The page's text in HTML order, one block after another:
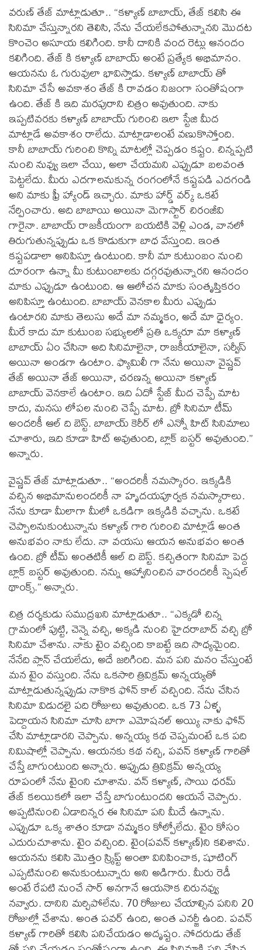
వరుణ్ తేజ్ మాట్లాడుతూ.. “కళ్యాణ్ బాబాయ్, తేజ్ కలిసి ఈ
సినిమా చేస్తున్నారని తెలిసి, నేను చేయలేకపోతున్నానని మొదట
కొంచెం అసూయ కలిగింది. కానీ దానికి వంద రెట్లు ఆనందం
కలిగింది. తేజ్ కి కళ్యాణ్ బాబాయ్ అంటే ప్రత్యేక అభిమానం.
ఆయనను ఓ గురువులా భావిస్తాడు. కళ్యాణ్ బాబాయ్ తో
సినిమా చేసే అవకాశం తేజ్ కి రావడం నిజంగా సంతోషంగా
ఉంది. తేజ్ కి ఇది మరపురాని చిత్రం అవుతుంది. నాకు
ఇప్పటివరకు కళ్యాణ్ బాబాయ్ గురించి ఇలా స్టేజి మీద
మాట్లాడే అవకాశం రాలేదు. మాట్లాడాలంటే వణుకొస్తోంది.
కానీ బాబాయ్ గురించి కొన్ని మాటల్లో చెప్పడం కష్టం. చిన్నప్పటి
నుంచి నువ్వు ఇలా చేయి, అలా చేయమని ఎప్పుడూ బలవంత
పెట్టలేదు. మీరు ఎదగాలనుకున్న రంగంలోనే కష్టపడి ఎదగండి
అని మాకు ఫ్రీ హ్యాండ్ ఇచ్చారు. మాకు హార్డ్ వర్క్ ఒకటే
నేర్పించారు. అది బాబాయి అయినా మెగాస్టార్ చిరంజీవి
గారైనా. బాబాయ్ రాజకీయంగా బయటికి వెళ్లి ఎండ, వానలో
తిరుగుతున్నప్పుడు ఒక కొడుకుగా బాధ వేస్తుంది. ఇంత
కష్టపడాలా అనిపిస్తూ ఉంటుంది. కానీ మా కుటుంబం నుంచి
దూరంగా ఉన్నా మీ కుటుంబాలకు దగ్గరవుతున్నారని ఆనందం
మాకు ఎప్పుడూ ఉంటుంది. ఆ ఆలోచన మాకు సంతృప్తికరం
అనిపిస్తూ ఉంటుంది. బాబాయ్ వెనకాల మీరు ఎప్పుడు
ఉంటారని మాకు తెలుసు అదే మా నమ్మకం, అదే మా ధైర్యం.
మీరే కాదు మా కుటుంబ సభ్యులలో ప్రతి ఒక్కరూ మా కళ్యాణ్
బాబాయ్ ఏం చేసినా అది సినిమాలైనా, రాజకీయాలైనా, సర్వీస్
అయినా అండగా ఉంటాం. ఫ్యామిలీ గా నేను అయినా వైష్ణవ్
తేజ్ అయినా తేజ్ అయినా, చరణన్న అయినా కళ్యాణ్
బాబాయ్ వెనకాలే ఉంటాం. ఇది ఏదో స్టేజ్ మీద చెప్పే మాట
కాదు, మనసు లోపల నుంచి చెప్పే మాట. బ్రో సినిమా టీమ్
అందరికీ ఆల్ ది బెస్ట్. బాబాయ్ కెరీర్ లో ఎన్నో హిట్ సినిమాలు
చూశారు, ఇది కూడా హిట్ అవుతుంది, బ్లాక్ బస్టర్ అవుతుంది.”
అన్నారు.
వైష్ణవ్ తేజ్ మాట్లాడుతూ.. “అందరికీ నమస్కారం. ఇక్కడికి
వచ్చిన అభిమానులందరికీ నా హృదయపూర్వక నమస్కారాలు.
నేను కూడా మీలాగా మీలో ఒకడిగా ఇక్కడికి వచ్చాను. ఒకటే
చెప్పాలనుకుంటున్నాను కళ్యాణ్ గారి గురించి మాట్లాడే అంత
అనుభవం నాకు లేదు. నా వయసు ఆయన అనుభవం అంత
ఉంది. బ్రో టీమ్ అంతటికీ ఆల్ ది బెస్ట్. కచ్చితంగా సినిమా పెద్ద
బ్లాక్ బస్టర్ అవుతుంది. నన్ను ఆహ్వానించిన వారందరికీ స్పెషల్
థాంక్స్.” అన్నారు.
చిత్ర దర్శకుడు సముద్రఖని మాట్లాడుతూ.. “ఎక్కడో చిన్న
గ్రామంలో పుట్టి, చెన్నై వచ్చి, అక్కడి నుంచి హైదరాబాద్ వచ్చి బ్రో
సినిమా చేశాను. నాకు టైం వచ్చింది కాబట్టే ఇది సాధ్యమైంది.
నేనేది ప్లాన్ చేయలేదు, అదే జరిగింది. మన పని మనం చేస్తుంటే
మన టైం వస్తుంది. నేను ఒకసారి త్రివిక్రమ్ అన్నయ్యతో
మాట్లాడుతున్నప్పుడు నాకొక ఫోన్ కాల్ వచ్చింది. నేను చేసిన
సినిమా విడుదలై పది రోజులు అవుతుంది. ఒక 73 ఏళ్ళ
పెద్దాయన సినిమా చూసి బాగా ఎమోషనల్ అయ్యి నాకు ఫోన్
చేసి మాట్లాడారని చెప్పాను. అన్నయ్య కథ చెప్పమంటే ఒక పది
నిమిషాల్లో చెప్పాను. ఆయనకు కథ నచ్చి, పవన్ కళ్యాణ్ గారితో
చేస్తే బాగుంటుంది అన్నారు. అప్పుడు త్రివిక్రమ్ అన్నయ్య
రూపంలో నేను టైంని చూశాను. వన్ కళ్యాణ్, సాయి ధరమ్
తేజ్ కలయికలో ఇలా చేస్తే బాగుంటుందని ఆయనే చెప్పారు.
అప్పటినుంచి ఏడాదిన్నర ఈ సినిమా పని మీదే ఉన్నాను.
ఎప్పుడూ ఒక్క శాతం కూడా నమ్మకం కోల్పోలేదు. టైం కోసం
ఎదురుచూశాను. టైం వచ్చింది. టైం(పవన్ కళ్యాణ్)ని కలిశాను.
ఆయనను కలిసి మొత్తం స్క్రిప్ట్ అంతా వినిపించాక, షూటింగ్
ఎప్పటినుంచి అనుకుంటున్నారు అని అడిగారు. మీరు రెడీ
అంటే రేపటి నుంచే సార్ అనగానే ఆయనొక చిరునవ్వు
నవ్వారు. దానిని మర్చిపోలేను. 70 రోజులు చేయాల్సిన పనిని 20
రోజుల్లో చేశాను. అంత పవర్ ఉంది, అంత ఎనర్జీ ఉంది. పవన్
కళ్యాణ్ గారితో కలిసి పనిచేయడం అదృష్టం. సోదరుడు తేజ్